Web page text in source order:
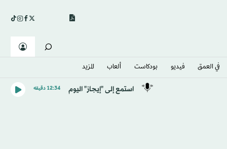
في العمق فيديو بودكاست ألعاب المزيد
استمع إلى "إيجاز" اليوم 12:34 دقيقه